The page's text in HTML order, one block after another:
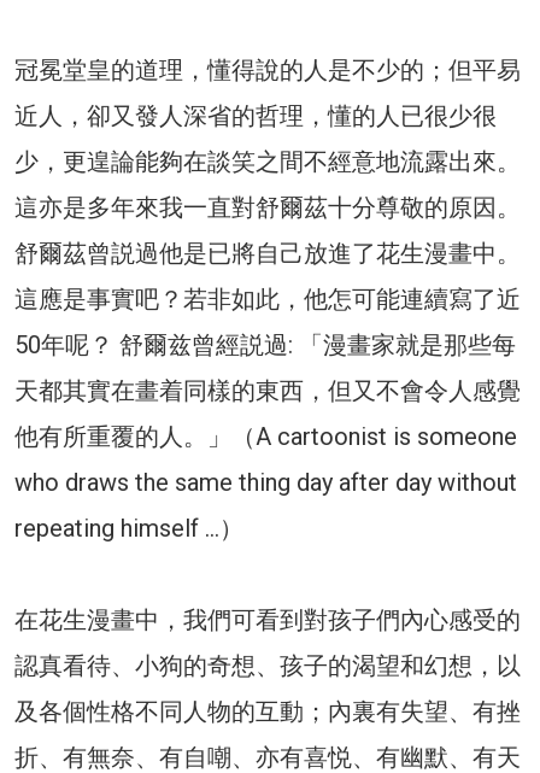
冠冕堂皇的道理，懂得說的人是不少的；但平易
近人，卻又發人深省的哲理，懂的人已很少很
少，更遑論能夠在談笑之間不經意地流露出來。
這亦是多年來我一直對舒爾茲十分尊敬的原因。
舒爾茲曾説過他是已將自己放進了花生漫畫中。
這應是事實吧？若非如此，他怎可能連續寫了近
50年呢？ 舒爾兹曾經説過: 「漫畫家就是那些每
天都其實在畫着同樣的東西，但又不會令人感覺
他有所重覆的人。」（A cartoonist is someone
who draws the same thing day after day without
repeating himself …）
在花生漫畫中，我們可看到對孩子們內心感受的
認真看待、小狗的奇想、孩子的渴望和幻想，以
及各個性格不同人物的互動；內裏有失望、有挫
折、有無奈、有自嘲、亦有喜悦、有幽默、有天